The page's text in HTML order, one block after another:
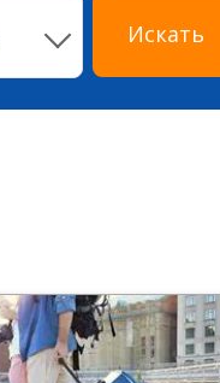
Искать